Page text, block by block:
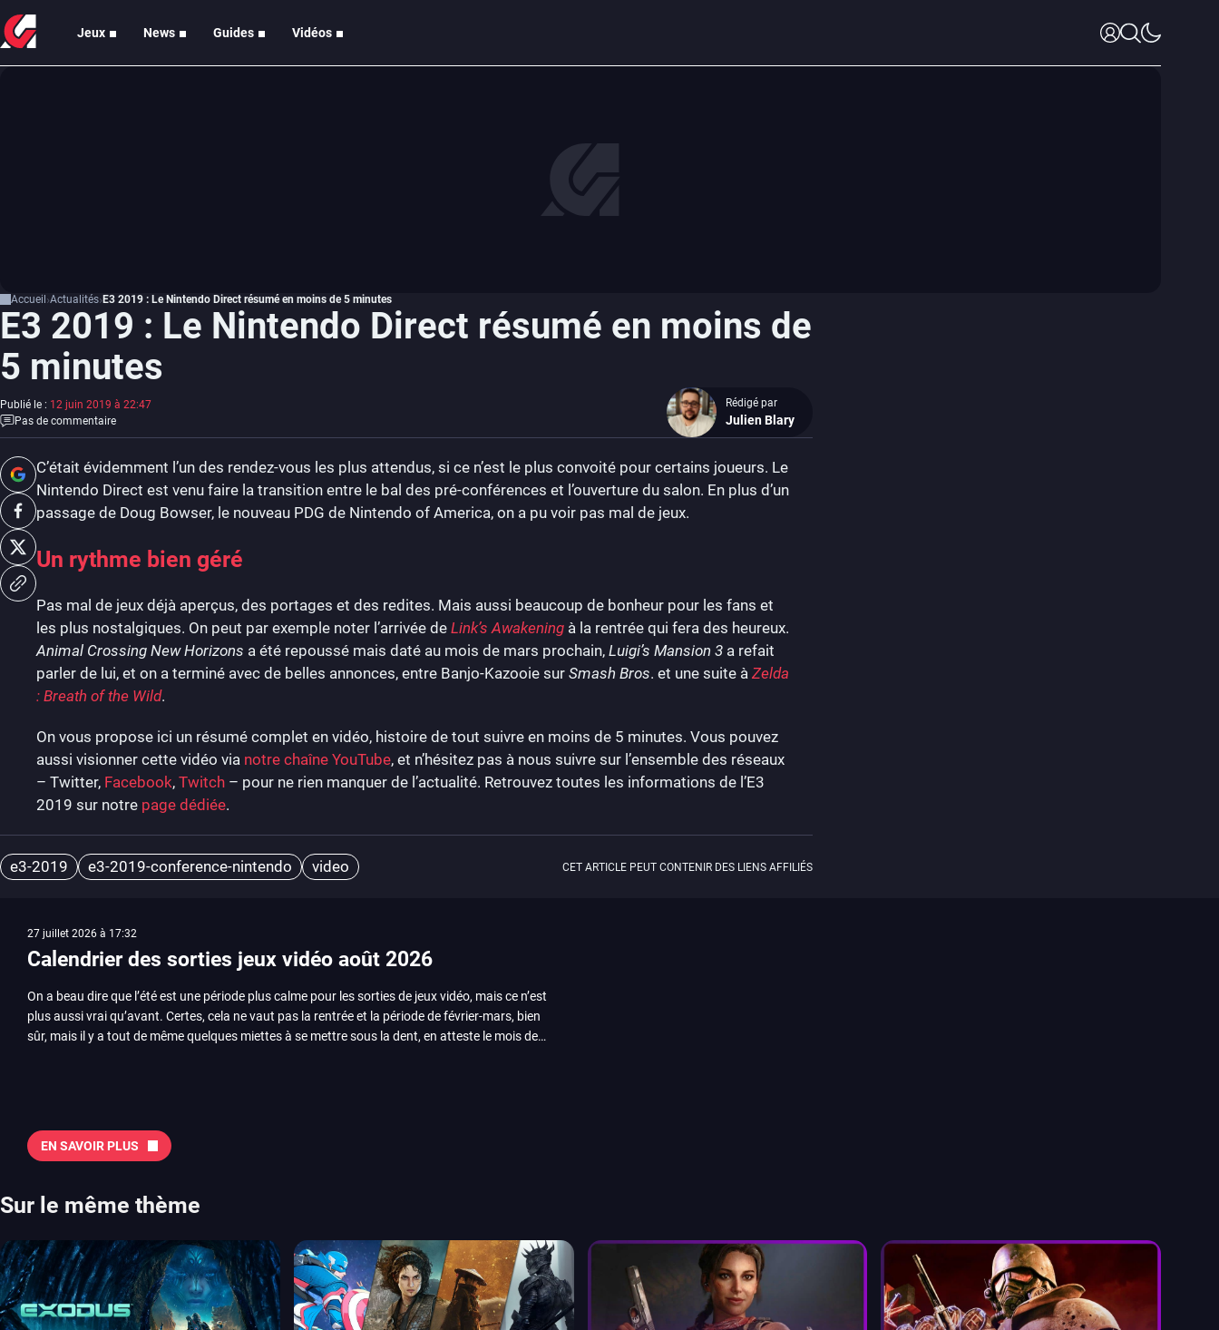
Jeux News Guides Vidéos
Accueil Actualités E3 2019 : Le Nintendo Direct résumé en moins de 5 minutes
E3 2019 : Le Nintendo Direct résumé en moins de
5 minutes
Publié le : 12 juin 2019 à 22:47
Pas de commentaire
Rédigé par
Julien Blary
C’était évidemment l’un des rendez-vous les plus attendus, si ce n’est le plus convoité pour certains joueurs. Le
Nintendo Direct est venu faire la transition entre le bal des pré-conférences et l’ouverture du salon. En plus d’un
passage de Doug Bowser, le nouveau PDG de Nintendo of America, on a pu voir pas mal de jeux.
Un rythme bien géré
Pas mal de jeux déjà aperçus, des portages et des redites. Mais aussi beaucoup de bonheur pour les fans et
les plus nostalgiques. On peut par exemple noter l’arrivée de Link’s Awakening à la rentrée qui fera des heureux.
Animal Crossing New Horizons a été repoussé mais daté au mois de mars prochain, Luigi’s Mansion 3 a refait
parler de lui, et on a terminé avec de belles annonces, entre Banjo-Kazooie sur Smash Bros. et une suite à Zelda
: Breath of the Wild.
On vous propose ici un résumé complet en vidéo, histoire de tout suivre en moins de 5 minutes. Vous pouvez
aussi visionner cette vidéo via notre chaîne YouTube, et n’hésitez pas à nous suivre sur l’ensemble des réseaux
– Twitter, Facebook, Twitch – pour ne rien manquer de l’actualité. Retrouvez toutes les informations de l’E3
2019 sur notre page dédiée.
e3-2019 e3-2019-conference-nintendo video CET ARTICLE PEUT CONTENIR DES LIENS AFFILIÉS
27 juillet 2026 à 17:32
Calendrier des sorties jeux vidéo août 2026
On a beau dire que l’été est une période plus calme pour les sorties de jeux vidéo, mais ce n’est
plus aussi vrai qu’avant. Certes, cela ne vaut pas la rentrée et la période de février-mars, bien
sûr, mais il y a tout de même quelques miettes à se mettre sous la dent, en atteste le mois de
Tokon ou encore Beast of Reincarnation, qui nous montre que Game Freak sait faire autre
chose d’ambitieux que Pokémon. On n’oubliera pas la période de Gamescom, avec Star Wars,
2026 Vous trouverez ici tous les jeux majeurs qui sortiront au mois de juin. Vous trouverez
aussi les jeux de ce mois dans notre page dédiée…
EN SAVOIR PLUS
Sur le même thème